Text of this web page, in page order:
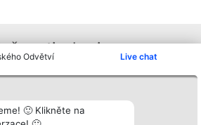
Odvětví Live chat
🙂 Klikněte na
z kraje
Vítězové
Seznam všech